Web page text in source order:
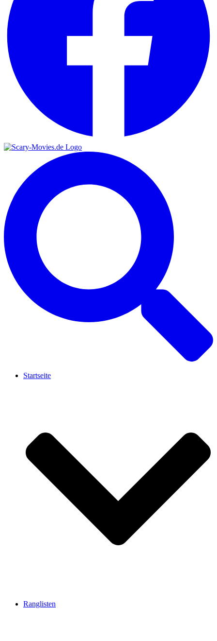
Startseite
Ranglisten